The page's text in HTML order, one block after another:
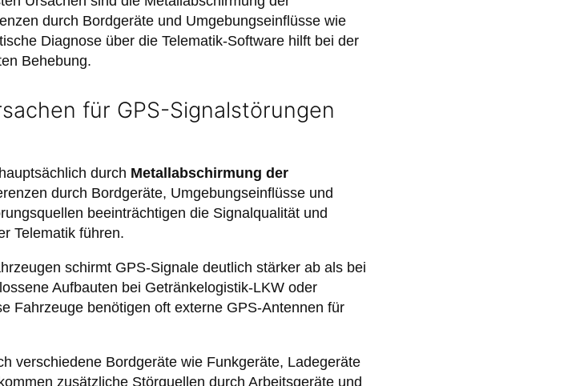
durch Bordgeräte und Umgebungseinflüsse wie
Diagnose über die Telematik-Software hilft bei der
Behebung.
für GPS-Signalstörungen
durch Metallabschirmung der
durch Bordgeräte, Umgebungseinflüsse und
beeinträchtigen die Signalqualität und
Telematik führen.
schirmt GPS-Signale deutlich stärker ab als bei
Aufbauten bei Getränkelogistik-LKW oder
Fahrzeuge benötigen oft externe GPS-Antennen für
verschiedene Bordgeräte wie Funkgeräte, Ladegeräte
zusätzliche Störquellen durch Arbeitsgeräte und